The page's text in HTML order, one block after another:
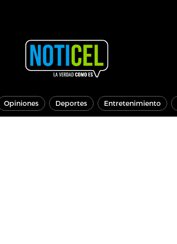
Opiniones Deportes Entretenimiento